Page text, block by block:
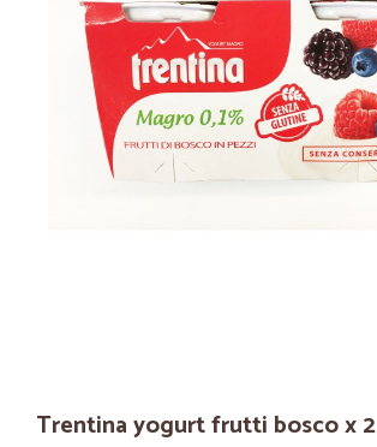
Trentina yogurt frutti bosco x 2